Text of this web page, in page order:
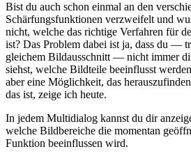
Bist du auch schon einmal an den
Schärfungsfunktionen verzweifelt und
nicht, welche das richtige Verfahren für
ist? Das Problem dabei ist ja, dass du —
gleichem Bildausschnitt — nicht immer
siehst, welche Bildteile beeinflusst
aber eine Möglichkeit, das
das ist, zeige ich heute.
In jedem Multidialog kannst du dir
welche Bildbereiche die momentan
Funktion beeinflussen wird.